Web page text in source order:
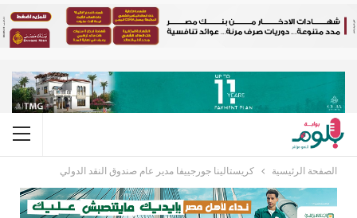
الصفحة الرئيسية كريستالينا جورجييفا مدير عام صندوق النقد الدولي